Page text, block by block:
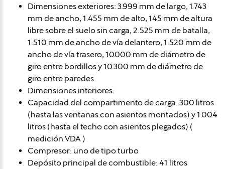
Dimensiones exteriores: 3.999 mm de largo, 1.743
mm de ancho, 1.455 mm de alto, 145 mm de altura
libre sobre el suelo sin carga, 2.525 mm de batalla,
1.510 mm de ancho de vía delantero, 1.520 mm de
ancho de vía trasero, 10.000 mm de diámetro de
giro entre bordillos y 10.300 mm de diámetro de
giro entre paredes
Dimensiones interiores:
Capacidad del compartimento de carga: 300 litros
(hasta las ventanas con asientos montados) y 1.004
litros (hasta el techo con asientos plegados) (
medición VDA )
Compresor: uno de tipo turbo
Depósito principal de combustible: 41 litros